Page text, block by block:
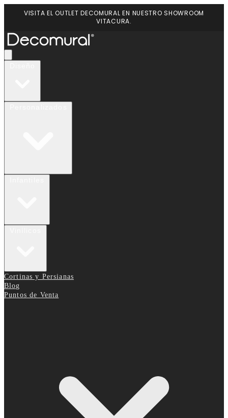
VISITA EL OUTLET DECOMURAL EN NUESTRO SHOWROOM
VITACURA.
Cortinas y Persianas
Blog
Puntos de Venta